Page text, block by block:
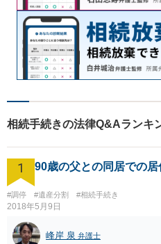
相続手続きの法律Q&Aランキ
1 90歳の父との同居での
#調停 #遺産分割 #相続手続き
2018年5月9日
峰岸 泉 弁護士